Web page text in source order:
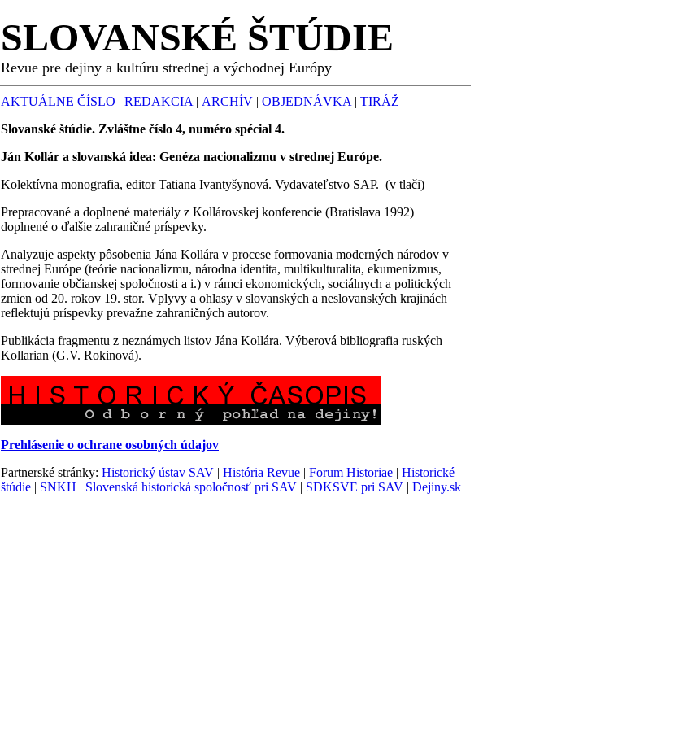
SLOVANSKÉ ŠTÚDIE
Revue pre dejiny a kultúru strednej a východnej Európy
AKTUÁLNE ČÍSLO | REDAKCIA | ARCHÍV | OBJEDNÁVKA | TIRÁŽ
Slovanské štúdie. Zvláštne číslo 4, numéro spécial 4.
Ján Kollár a slovanská idea: Genéza nacionalizmu v strednej Európe.
Kolektívna monografia, editor Tatiana Ivantyšynová. Vydavateľstvo SAP. (v tlači)
Prepracované a doplnené materiály z Kollárovskej konferencie (Bratislava 1992)
doplnené o ďalšie zahraničné príspevky.
Analyzuje aspekty pôsobenia Jána Kollára v procese formovania moderných národov v
strednej Európe (teórie nacionalizmu, národna identita, multikulturalita, ekumenizmus,
formovanie občianskej spoločnosti a i.) v rámci ekonomických, sociálnych a politických
zmien od 20. rokov 19. stor. Vplyvy a ohlasy v slovanských a neslovanských krajinách
reflektujú príspevky prevažne zahraničných autorov.
Publikácia fragmentu z neznámych listov Jána Kollára. Výberová bibliografia ruských
Kollarian (G.V. Rokinová).
Prehlásenie o ochrane osobných údajov
Partnerské stránky: Historický ústav SAV | História Revue | Forum Historiae | Historické
štúdie | SNKH | Slovenská historická spoločnosť pri SAV | SDKSVE pri SAV | Dejiny.sk